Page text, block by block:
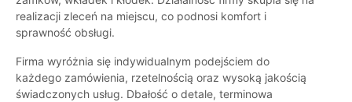
realizacji zleceń na miejscu, co podnosi komfort i
sprawność obsługi.
Firma wyróżnia się indywidualnym podejściem do
każdego zamówienia, rzetelnością oraz wysoką jakością
świadczonych usług. Dbałość o detale, terminowa